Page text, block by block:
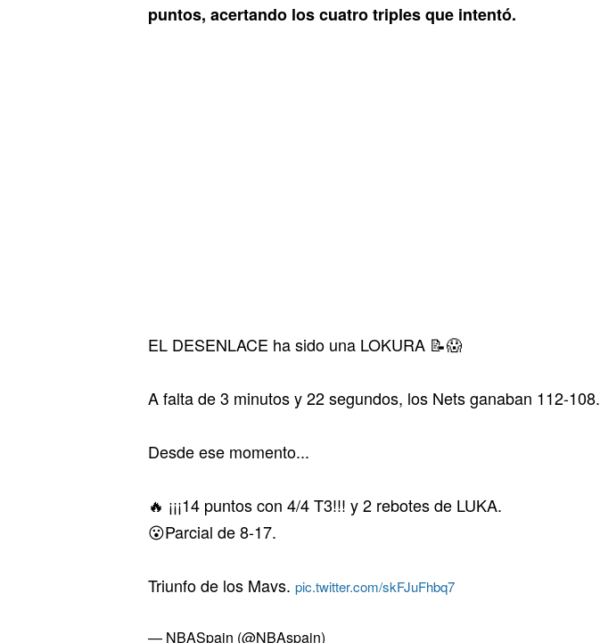
puntos, acertando los cuatro triples que intentó.
EL DESENLACE ha sido una LOKURA 📝😱
A falta de 3 minutos y 22 segundos, los Nets ganaban 112-108.
Desde ese momento...
🔥 ¡¡¡14 puntos con 4/4 T3!!! y 2 rebotes de LUKA.
😮Parcial de 8-17.
Triunfo de los Mavs. pic.twitter.com/skFJuFhbq7
— NBASpain (@NBAspain)